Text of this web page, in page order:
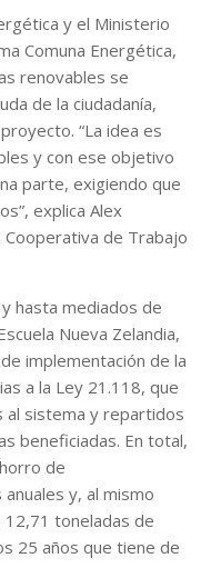
y el Ministerio
Comuna Energética,
renovables se
de la ciudadanía,
“La idea es
y con ese objetivo
parte, exigiendo que
explica Alex
Cooperativa de Trabajo
hasta mediados de
Nueva Zelandia,
implementación de la
a la Ley 21.118, que
al sistema y repartidos
beneficiadas. En total,
de
y, al mismo
toneladas de
25 años que tiene de